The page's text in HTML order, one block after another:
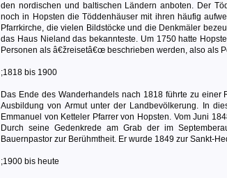
den nordischen und baltischen Ländern anboten. Der
noch in Hopsten die Töddenhäuser mit ihren häufig
Pfarrkirche, die vielen Bildstöcke und die Denkmäler
das Haus Nieland das bekannteste. Um 1750 hatte
Personen als â€žreisetâ€œ beschrieben werden, also als
;1818 bis 1900
Das Ende des Wanderhandels nach 1818 führte zu
Ausbildung von Armut unter der Landbevölkerung. In
Emmanuel von Ketteler Pfarrer von Hopsten. Vom Juni
Durch seine Gedenkrede am Grab der im
Bauernpastor zur Berühmtheit. Er wurde 1849 zur Sankt-
;1900 bis heute